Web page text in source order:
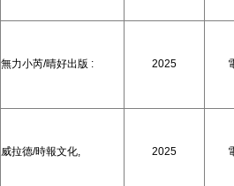
無力小芮/晴好出版 : 2025
威拉德/時報文化, 2025